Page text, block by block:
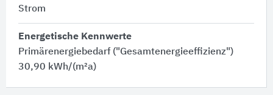
Strom
Energetische Kennwerte
Primärenergiebedarf ("Gesamtenergieeffizienz")
30,90 kWh/(m²a)